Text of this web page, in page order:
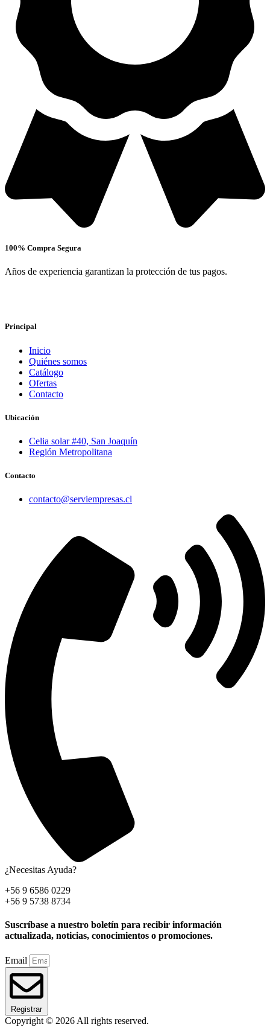
100% Compra Segura
Años de experiencia garantizan la protección de tus pagos.
Principal
Inicio
Quiénes somos
Catálogo
Ofertas
Contacto
Ubicación
Celia solar #40, San Joaquín
Región Metropolitana
Contacto
contacto@serviempresas.cl
¿Necesitas Ayuda?
+56 9 6586 0229
+56 9 5738 8734
Suscríbase a nuestro boletín para recibir información
actualizada, noticias, conocimientos o promociones.
Email
Registrar
Copyright © 2026 All rights reserved.